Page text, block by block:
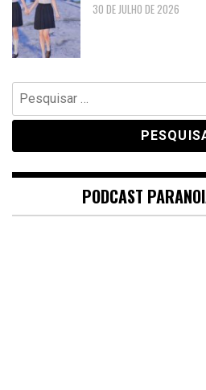
30 DE JULHO DE 2026
Pesquisar
por:
PODCAST